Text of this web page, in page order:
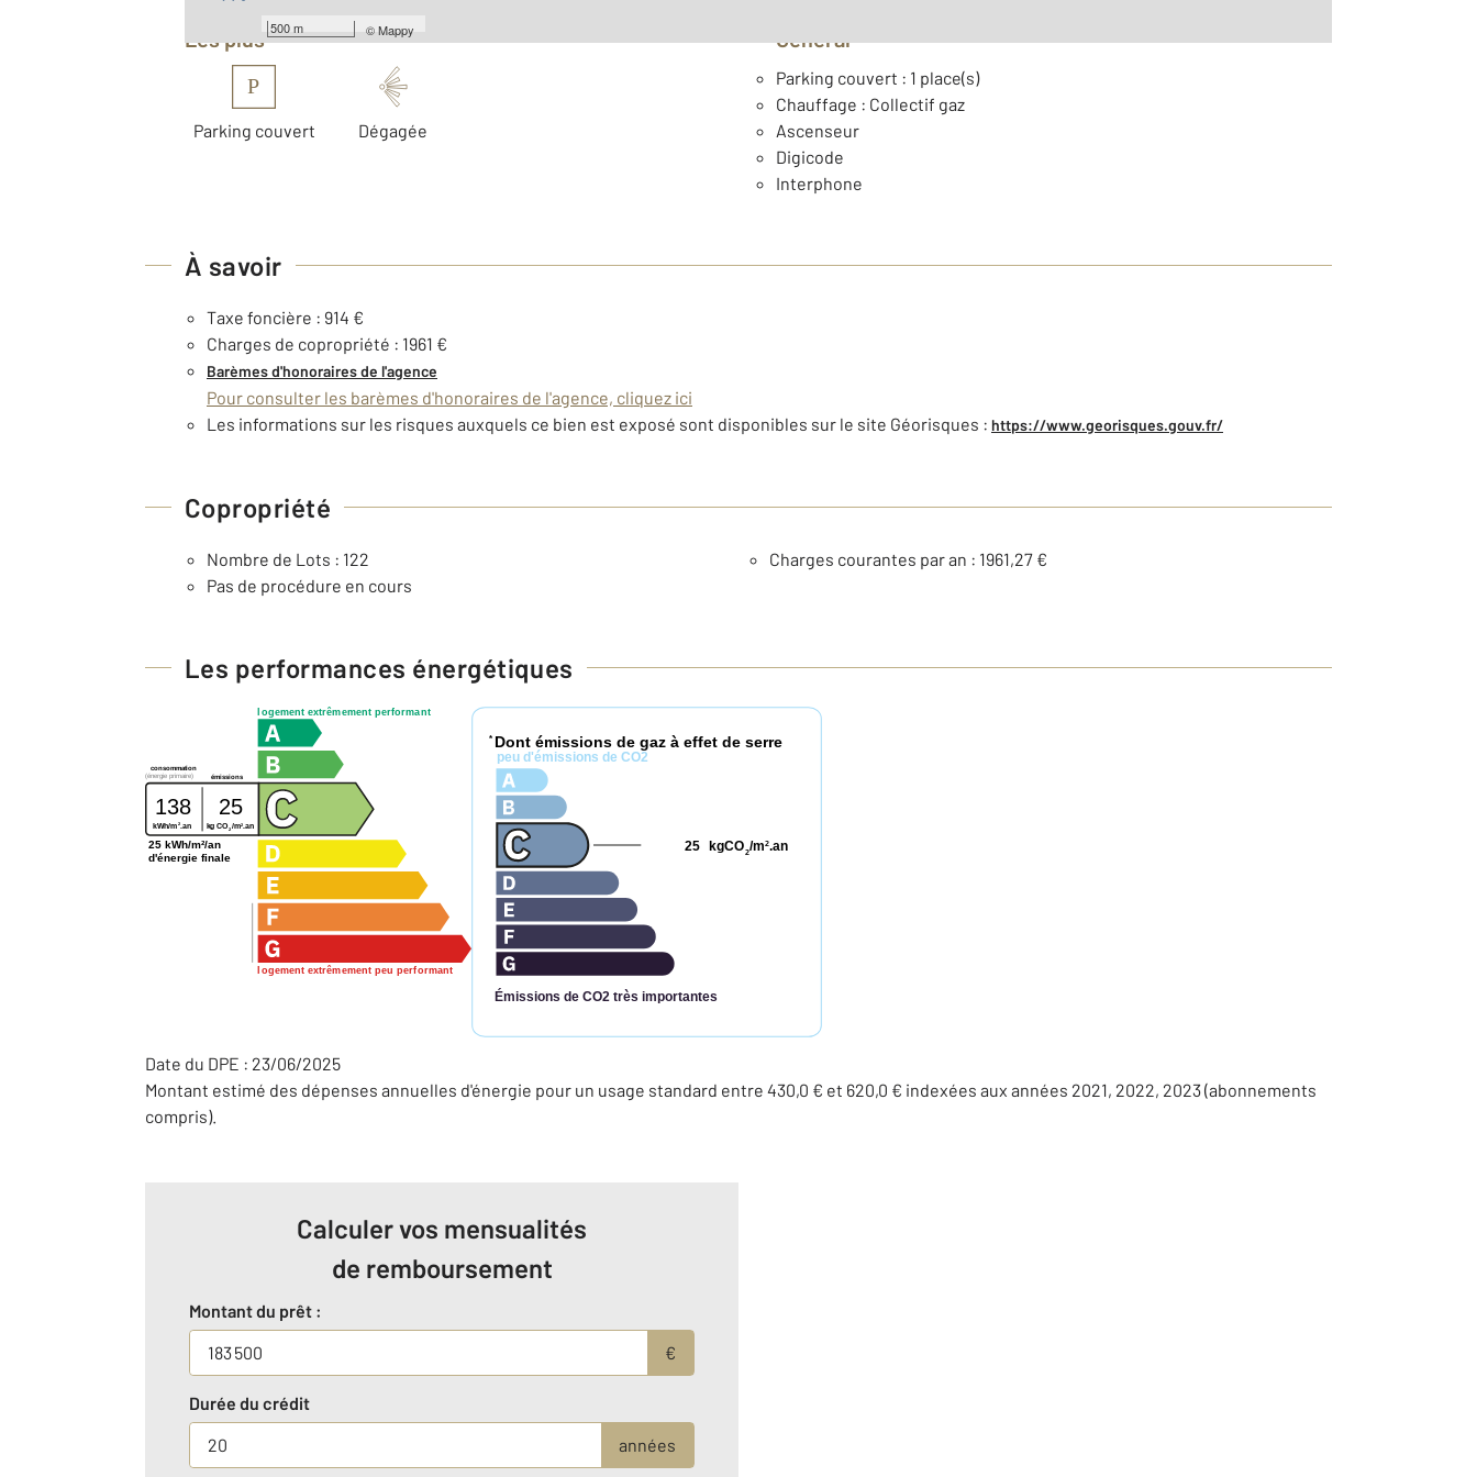
500 m ©Mappy
Les plus
P
Parking couvert Dégagée
Général
Parking couvert : 1 place(s)
Chauffage : Collectif gaz
Ascenseur
Digicode
Interphone
À savoir
Taxe foncière : 914 €
Charges de copropriété : 1961 €
Barèmes d'honoraires de l'agence
Pour consulter les barèmes d'honoraires de l'agence, cliquez ici
Les informations sur les risques auxquels ce bien est exposé sont disponibles sur le site Géorisques : https://www.georisques.gouv.fr/
Copropriété
Nombre de Lots : 122
Charges courantes par an : 1961,27 €
Pas de procédure en cours
Les performances énergétiques
logement extrêmement performant
logement extrêmement peu performant
consommation
émissions
(énergie primaire)
138 25
kWh/m 2 .an kg CO2/m2 .an
25 kWh/m²/an
d'énergie finale
* Dont émissions de gaz à effet de serre
peu d'émissions de CO2
Émissions de CO2 très importantes
kgCO2/m2.an
25
Date du DPE : 23/06/2025
Montant estimé des dépenses annuelles d'énergie pour un usage standard entre 430,0 € et 620,0 € indexées aux années 2021, 2022, 2023 (abonnements
compris).
Calculer vos mensualités
de remboursement
Montant du prêt :
€
Durée du crédit
années